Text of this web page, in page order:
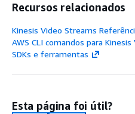
Recursos relacionados
Kinesis Video Streams
AWS CLI comandos para
SDKs e ferramentas
Esta página foi útil?